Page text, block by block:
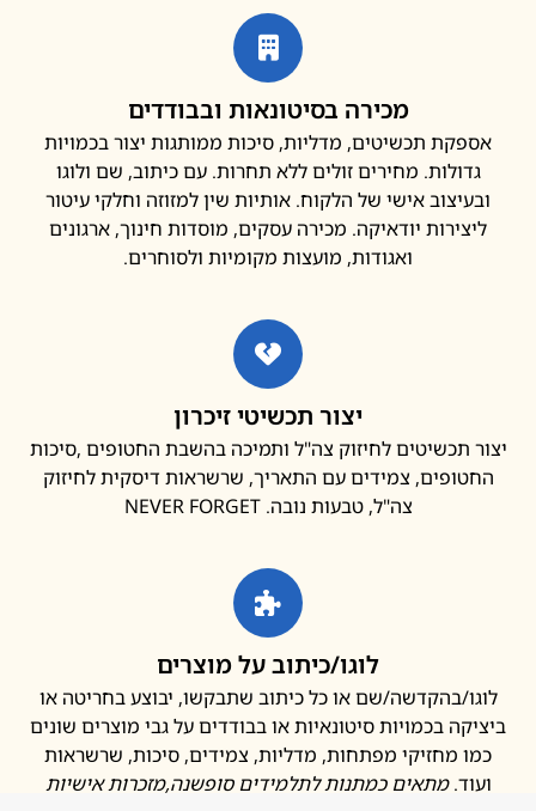
מכירה בסיטונאות ובבודדים
תכשיטים, מדליות, סיכות ממותגות יצור בכמויות
מחירים זולים ללא תחרות. עם כיתוב, שם ולוגו
אישי של הלקוח. אותיות שין למזוזה וחלקי עיטור
יודאיקה. מכירה עסקים, מוסדות חינוך, ארגונים
ואגודות, מועצות מקומיות ולסוחרים.
יצור תכשיטי זיכרון
תכשיטים לחיזוק צה"ל ותמיכה בהשבת החטופים ,סיכות
צמידים עם התאריך, שרשראות דיסקית לחיזוק
צה"ל, טבעות נובה. NEVER FORGET
לוגו/כיתוב על מוצרים
בהקדשה/שם או כל כיתוב שתבקשו, יבוצע בחריטה או
בכמויות סיטונאיות או בבודדים על גבי מוצרים שונים
מחזיקי מפתחות, מדליות, צמידים, סיכות, שרשראות
מתאים כמתנות לתלמידים סופשנה,מזכרות אישיות